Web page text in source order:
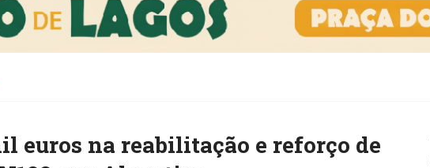
euros na reabilitação e reforço de